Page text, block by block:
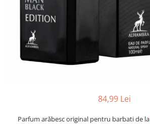
Lattafa
Lattafa Pride
Louis Varel
Maison Alhambra
Riiffs
84,99 Lei
Parfum arăbesc original pentru barbati de la